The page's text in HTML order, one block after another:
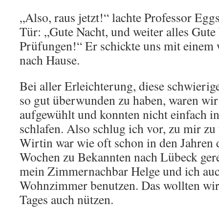
„Also, raus jetzt!“ lachte Professor
Tür: „Gute Nacht, und weiter alles
Prüfungen!“ Er schickte uns mit
nach Hause.
Bei aller Erleichterung, diese
so gut überwunden zu haben, waren
aufgewühlt und konnten nicht einfach
schlafen. Also schlug ich vor, zu mir
Wirtin war wie oft schon in den Jahren
Wochen zu Bekannten nach Lübeck
mein Zimmernachbar Helge und ich
Wohnzimmer benutzen. Das wollten
Tages auch nützen.